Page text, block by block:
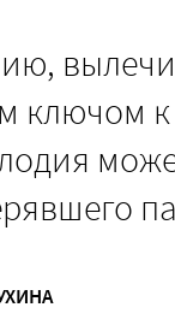
ключом